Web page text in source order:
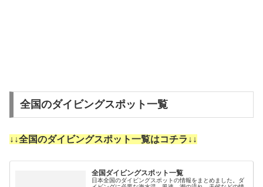
全国のダイビングスポット一覧
↓↓全国のダイビングスポット一覧はコチラ↓↓
全国ダイビングスポット一覧
日本全国のダイビングスポットの情報をまとめました。ダ